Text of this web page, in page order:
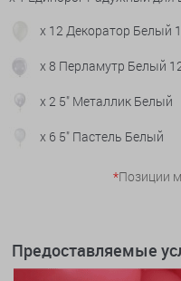
x 12 Декоратор Белый
x 8 Перламутр Белый
x 2 5" Металлик Белый
x 6 5" Пастель Белый
*Позиции
Предоставляемые